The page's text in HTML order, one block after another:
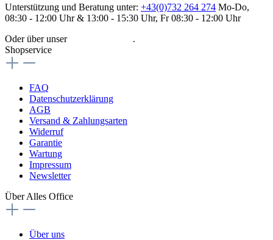
Unterstützung und Beratung unter: +43(0)732 264 274 Mo-Do,
08:30 - 12:00 Uhr & 13:00 - 15:30 Uhr, Fr 08:30 - 12:00 Uhr
Oder über unser
.
Shopservice
FAQ
Datenschutzerklärung
AGB
Versand & Zahlungsarten
Widerruf
Garantie
Wartung
Impressum
Newsletter
Über Alles Office
Über uns